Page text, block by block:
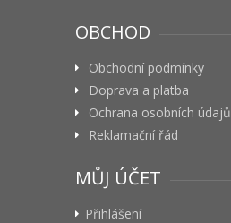
OBCHOD
Obchodní podmínky
Doprava a platba
Ochrana osobních údajů
Reklamační řád
MŮJ ÚČET
Přihlášení